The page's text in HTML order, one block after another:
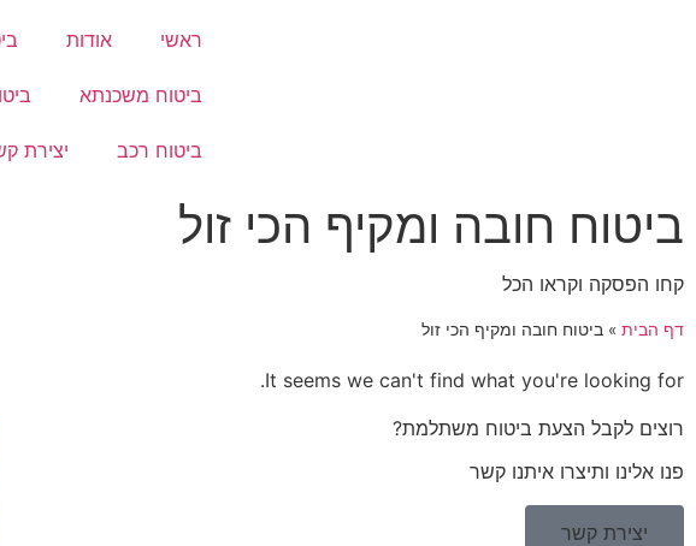
ראשי אודות
ביטוח משכנתא
ביטוח רכב יצירת
ביטוח חובה ומקיף הכי זול
קחו הפסקה וקראו הכל
דף הבית » ביטוח חובה ומקיף הכי זול
It seems we can't find what you're looking for.
רוצים לקבל הצעת ביטוח משתלמת?
פנו אלינו ותיצרו איתנו קשר
יצירת קשר